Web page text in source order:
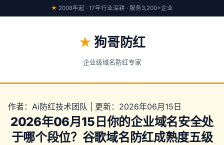
★ 2008年起 · 17年行业深耕 · 服务3,200+企业
★ 狗哥防红
企业级域名防红专家
作者：Ai防红技术团队 | 更新：2026年06月15日
2026年06月15日你的企业域名安全处
于哪个段位？谷歌域名防红成熟度五级